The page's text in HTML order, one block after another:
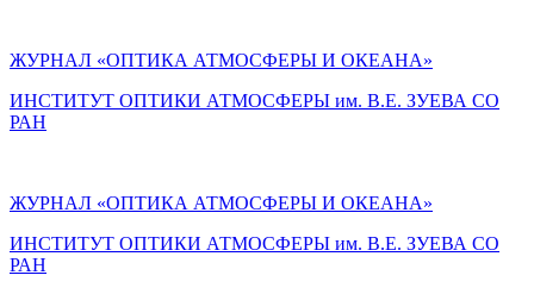
ЖУРНАЛ «ОПТИКА АТМОСФЕРЫ И ОКЕАНА»
ИНСТИТУТ ОПТИКИ АТМОСФЕРЫ им. В.Е. ЗУЕВА СО
РАН
ЖУРНАЛ «ОПТИКА АТМОСФЕРЫ И ОКЕАНА»
ИНСТИТУТ ОПТИКИ АТМОСФЕРЫ им. В.Е. ЗУЕВА СО
РАН